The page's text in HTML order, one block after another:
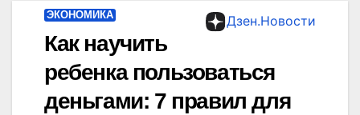
Дзен.Новости
ЭКОНОМИКА
Как научить
ребенка пользоваться
деньгами: 7 правил для